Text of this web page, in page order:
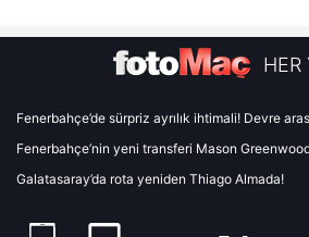
HER
Fenerbahçe’de sürpriz ayrılık ihtimali! Devre
Fenerbahçe’nin yeni transferi Mason
Galatasaray’da rota yeniden Thiago Almada!